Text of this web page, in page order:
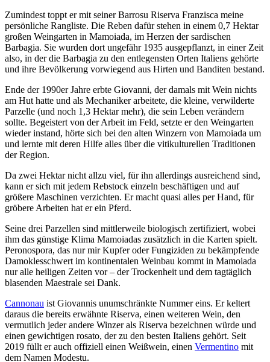
Zumindest toppt er mit seiner Barrosu Riserva Franzisca meine
persönliche Rangliste. Die Reben dafür stehen in einem 0,7 Hektar
großen Weingarten in Mamoiada, im Herzen der sardischen
Barbagia. Sie wurden dort ungefähr 1935 ausgepflanzt, in einer Zeit
also, in der die Barbagia zu den entlegensten Orten Italiens gehörte
und ihre Bevölkerung vorwiegend aus Hirten und Banditen bestand.
Ende der 1990er Jahre erbte Giovanni, der damals mit Wein nichts
am Hut hatte und als Mechaniker arbeitete, die kleine, verwilderte
Parzelle (und noch 1,3 Hektar mehr), die sein Leben verändern
sollte. Begeistert von der Arbeit im Feld, setzte er den Weingarten
wieder instand, hörte sich bei den alten Winzern von Mamoiada um
und lernte mit deren Hilfe alles über die vitikulturellen Traditionen
der Region.
Da zwei Hektar nicht allzu viel, für ihn allerdings ausreichend sind,
kann er sich mit jedem Rebstock einzeln beschäftigen und auf
größere Maschinen verzichten. Er macht quasi alles per Hand, für
gröbere Arbeiten hat er ein Pferd.
Seine drei Parzellen sind mittlerweile biologisch zertifiziert, wobei
ihm das günstige Klima Mamoiadas zusätzlich in die Karten spielt.
Peronospora, das nur mir Kupfer oder Fungiziden zu bekämpfende
Damoklesschwert im kontinentalen Weinbau kommt in Mamoiada
nur alle heiligen Zeiten vor – der Trockenheit und dem tagtäglich
blasenden Maestrale sei Dank.
Cannonau ist Giovannis unumschränkte Nummer eins. Er keltert
daraus die bereits erwähnte Riserva, einen weiteren Wein, den
vermutlich jeder andere Winzer als Riserva bezeichnen würde und
einen gewichtigen rosato, der zu den besten Italiens gehört. Seit
2019 füllt er auch offiziell einen Weißwein, einen Vermentino mit
dem Namen Modestu.